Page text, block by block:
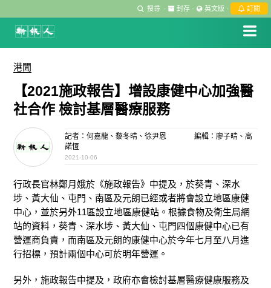
搜尋 · 封存 · 英文版 · 訂閱
港聞
【2021施政報告】增設康健中心加強醫
社合作 檢討基層醫療服務
記者：何嘉龍、黎冬晴、徐尹恩
編輯：廖子晴、高
諾恆
2021-10-06
行政長官林鄭月娥於《施政報告》中提及，於葵青、深水
埗、黃大仙、屯門、南區及元朗已經或者將會設立地區康健
中心，並於另外11區設立地區康健站。根據食物及衛生局網
站的資料，葵青、深水埗、黃大仙、屯門四個康健中心已有
營運商負責，而南區及元朗的康健中心於今年七月至八月進
行招標，預計兩個中心可於明年營運。
另外，施政報告中提及，政府亦會檢討基層醫療健康服務及